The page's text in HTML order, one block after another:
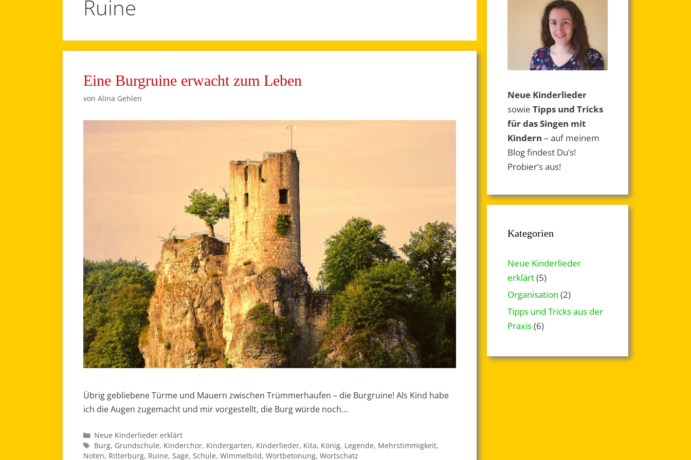
Ruine
Eine Burgruine erwacht zum Leben
von Alina Gehlen
Übrig gebliebene Türme und Mauern zwischen Trümmerhaufen – die Burgruine! Als Kind habe
ich die Augen zugemacht und mir vorgestellt, die Burg würde noch…
Kategorien
Neue Kinderlieder erklärt
Schlagwörter
Burg, Grundschule, Kinderchor, Kindergarten, Kinderlieder, Kita, König, Legende, Mehrstimmigkeit,
Noten, Ritterburg, Ruine, Sage, Schule, Wimmelbild, Wortbetonung, Wortschatz
Neue Kinderlieder
sowie Tipps und Tricks
für das Singen mit
Kindern – auf meinem
Blog findest Du’s!
Probier’s aus!
Kategorien
Neue Kinderlieder
erklärt(5)
Organisation (2)
Tipps und Tricks aus der
Praxis(6)